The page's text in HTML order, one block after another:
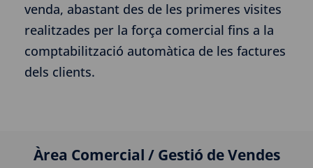
venda, abastant des de les primeres visites
realitzades per la força comercial fins a la
comptabilització automàtica de les factures
dels clients.
Àrea Comercial / Gestió de Vendes